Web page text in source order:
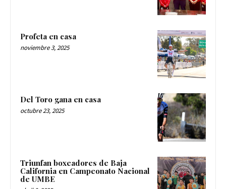
Profeta en casa
noviembre 3, 2025
Del Toro gana en casa
octubre 23, 2025
Triunfan boxeadores de Baja
California en Campeonato Nacional
de UMBE